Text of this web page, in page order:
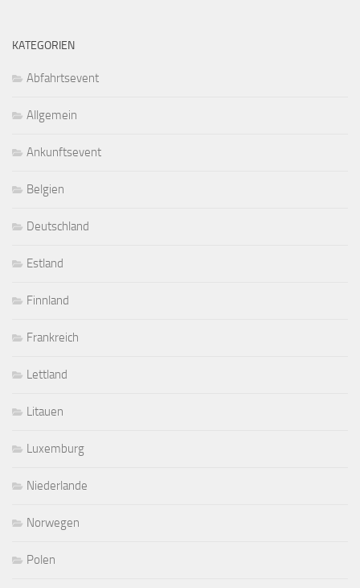
KATEGORIEN
Abfahrtsevent
Allgemein
Ankunftsevent
Belgien
Deutschland
Estland
Finnland
Frankreich
Lettland
Litauen
Luxemburg
Niederlande
Norwegen
Polen